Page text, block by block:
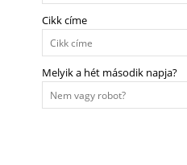
Cikk címe
Melyik a hét második napja?